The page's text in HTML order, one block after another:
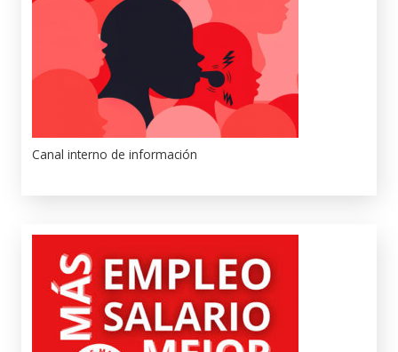
Canal interno de información